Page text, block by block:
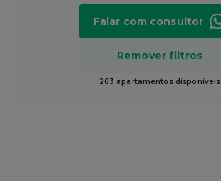
Remover filtros
263 apartamentos disponíveis
Falar com consultor